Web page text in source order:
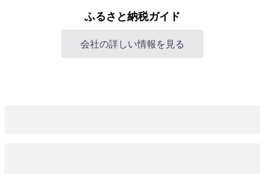
ふるさと納税ガイド
会社の詳しい情報を見る